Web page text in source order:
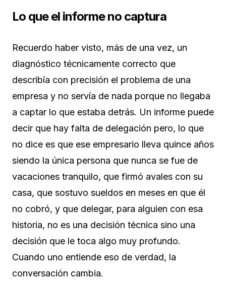
Lo que el informe no captura
Recuerdo haber visto, más de una vez, un
diagnóstico técnicamente correcto que
describía con precisión el problema de una
empresa y no servía de nada porque no llegaba
a captar lo que estaba detrás. Un informe puede
decir que hay falta de delegación pero, lo que
no dice es que ese empresario lleva quince años
siendo la única persona que nunca se fue de
vacaciones tranquilo, que firmó avales con su
casa, que sostuvo sueldos en meses en que él
no cobró, y que delegar, para alguien con esa
historia, no es una decisión técnica sino una
decisión que le toca algo muy profundo.
Cuando uno entiende eso de verdad, la
conversación cambia.